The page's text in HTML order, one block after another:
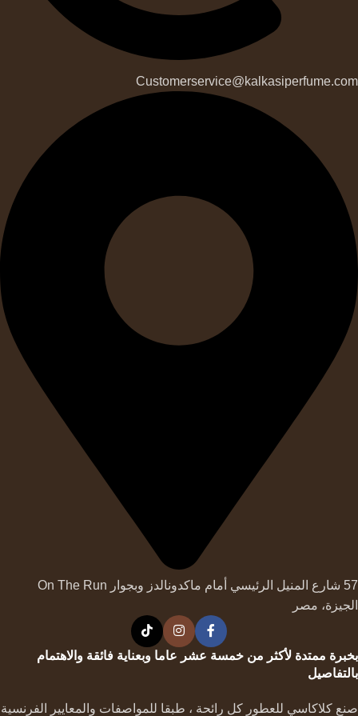
Customerservice@kalkasiperfume.com
57 شارع المنيل الرئيسي أمام ماكدونالدز وبجوار On The Run
الجيزة، مصر
بخبرة ممتدة لأكثر من خمسة عشر عاما وبعناية فائقة والاهتمام
بالتفاصيل
صنع كلاكاسي للعطور كل رائحة ، طبقا للمواصفات والمعايير الفرنسية